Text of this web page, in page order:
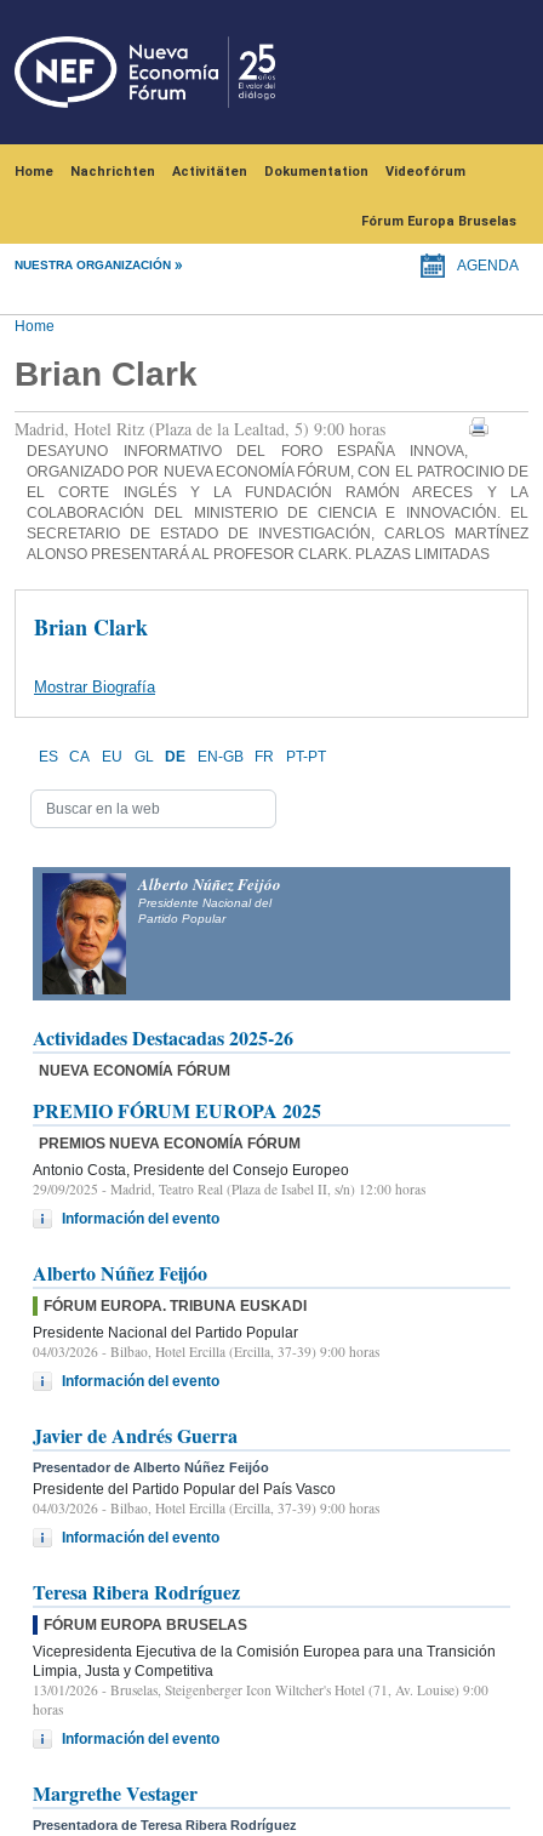
Home Nachrichten Activitäten Dokumentation Videofórum
Fórum Europa Bruselas
NUESTRA ORGANIZACIÓN AGENDA
Home
Brian Clark
Madrid, Hotel Ritz (Plaza de la Lealtad, 5) 9:00 horas
DESAYUNO INFORMATIVO DEL FORO ESPAÑA INNOVA,
ORGANIZADO POR NUEVA ECONOMÍA FÓRUM, CON EL PATROCINIO DE
EL CORTE INGLÉS Y LA FUNDACIÓN RAMÓN ARECES Y LA
COLABORACIÓN DEL MINISTERIO DE CIENCIA E INNOVACIÓN. EL
SECRETARIO DE ESTADO DE INVESTIGACIÓN, CARLOS MARTÍNEZ
ALONSO PRESENTARÁ AL PROFESOR CLARK. PLAZAS LIMITADAS
Brian Clark
Mostrar Biografía
ES CA EU GL DE EN-GB FR PT-PT
Alberto Núñez Feijóo
Presidente Nacional del
Partido Popular
Actividades Destacadas 2025-26
NUEVA ECONOMÍA FÓRUM
PREMIO FÓRUM EUROPA 2025
PREMIOS NUEVA ECONOMÍA FÓRUM
Antonio Costa, Presidente del Consejo Europeo
29/09/2025 - Madrid, Teatro Real (Plaza de Isabel II, s/n) 12:00 horas
Información del evento
Alberto Núñez Feijóo
FÓRUM EUROPA. TRIBUNA EUSKADI
Presidente Nacional del Partido Popular
04/03/2026 - Bilbao, Hotel Ercilla (Ercilla, 37-39) 9:00 horas
Información del evento
Javier de Andrés Guerra
Presentador de Alberto Núñez Feijóo
Presidente del Partido Popular del País Vasco
04/03/2026 - Bilbao, Hotel Ercilla (Ercilla, 37-39) 9:00 horas
Información del evento
Teresa Ribera Rodríguez
FÓRUM EUROPA BRUSELAS
Vicepresidenta Ejecutiva de la Comisión Europea para una Transición
Limpia, Justa y Competitiva
13/01/2026 - Bruselas, Steigenberger Icon Wiltcher's Hotel (71, Av. Louise) 9:00
horas
Información del evento
Margrethe Vestager
Presentadora de Teresa Ribera Rodríguez